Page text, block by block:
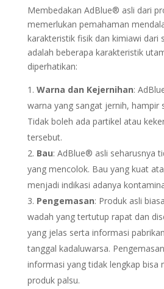
Membedakan AdBlue® asli dari
memerlukan pemahaman
karakteristik fisik dan kimiawi dari
adalah beberapa karakteristik
diperhatikan:
Warna dan Kejernihan:
warna yang sangat jernih, hampir
Tidak boleh ada partikel atau
tersebut.
Bau: AdBlue® asli seharusnya
yang mencolok. Bau yang kuat
menjadi indikasi adanya
Pengemasan: Produk asli
wadah yang tertutup rapat dan
yang jelas serta informasi
tanggal kadaluwarsa.
informasi yang tidak lengkap bisa
produk palsu.